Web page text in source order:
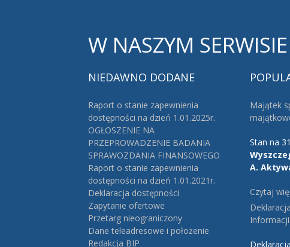
W NASZYM SERWISIE
NIEDAWNO DODANE
Raport o stanie zapewnienia
dostępności na dzień 1.01.2025r.
OGŁOSZENIE NA
PRZEPROWADZENIE BADANIA
SPRAWOZDANIA FINANSOWEGO
Raport o stanie zapewnienia
dostępności na dzień 1.01.2021r.
Deklaracja dostępności
Zapytanie ofertowe
Przetarg nieograniczony
Dane teleadresowe i położenie
Redakcja BIP
Majątek
Stan na
A.
Czytaj